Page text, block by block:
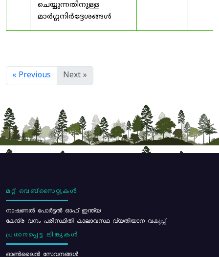
ചെയ്യുന്നതിനുള്ള
മാർഗ്ഗനിർദ്ദേശങ്ങൾ
« Previous Next »
മറ്റ് വെബ്സൈറ്റുകൾ
നാഷണൽ പോർട്ടൽ ഓഫ് ഇന്ത്യ
കേന്ദ്ര വനം പരിസ്ഥിതി കാലാവസ്ഥ വ്യതിയാന വകുപ്പ്
പ്രധാനപ്പെട്ട ലിങ്കുകൾ
ഓൺലൈൻ സേവനങ്ങൾ